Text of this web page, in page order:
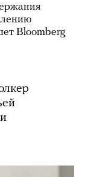
Bloomberg